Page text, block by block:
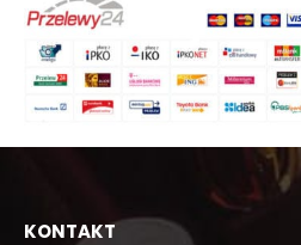
KONTAKT